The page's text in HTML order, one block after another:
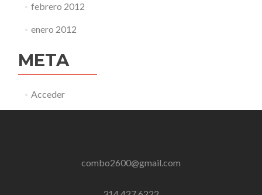
febrero 2012
enero 2012
META
Acceder
combo2600@gmail.com